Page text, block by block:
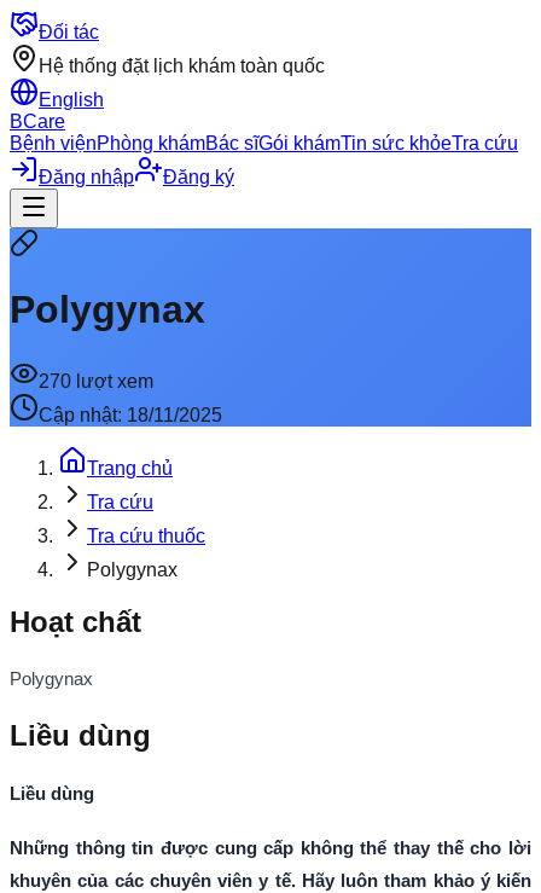
Đối tác
Hệ thống đặt lịch khám toàn quốc
English
BCare
Bệnh việnPhòng khámBác sĩGói khámTin sức khỏeTra cứu
Đăng nhập
Đăng ký
Polygynax
270 lượt xem
Cập nhật: 18/11/2025
Trang chủ
Tra cứu
Tra cứu thuốc
Polygynax
Hoạt chất
Polygynax
Liều dùng
Liều dùng
Những thông tin được cung cấp không thể thay thế cho lời
khuyên của các chuyên viên y tế. Hãy luôn tham khảo ý kiến